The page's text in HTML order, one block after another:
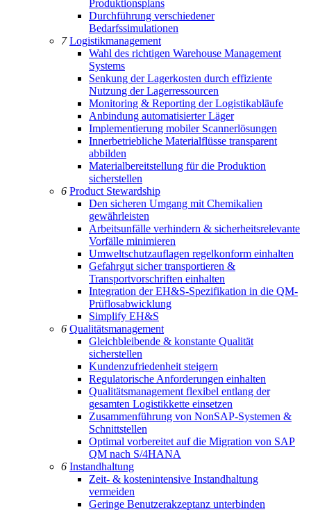
Produktionsplans
Durchführung verschiedener
Bedarfssimulationen
7Logistikmanagement
Wahl des richtigen Warehouse Management
Systems
Senkung der Lagerkosten durch effiziente
Nutzung der Lagerressourcen
Monitoring & Reporting der Logistikabläufe
Anbindung automatisierter Läger
Implementierung mobiler Scannerlösungen
Innerbetriebliche Materialflüsse transparent
abbilden
Materialbereitstellung für die Produktion
sicherstellen
6 Product Stewardship
Den sicheren Umgang mit Chemikalien
gewährleisten
Arbeitsunfälle verhindern & sicherheitsrelevante
Vorfälle minimieren
Umweltschutzauflagen regelkonform einhalten
Gefahrgut sicher transportieren &
Transportvorschriften einhalten
Integration der EH&S-Spezifikation in die QM-
Prüflosabwicklung
Simplify EH&S
6 Qualitätsmanagement
Gleichbleibende & konstante Qualität
sicherstellen
Kundenzufriedenheit steigern
Regulatorische Anforderungen einhalten
Qualitätsmanagement flexibel entlang der
gesamten Logistikkette einsetzen
Zusammenführung von NonSAP-Systemen &
Schnittstellen
Optimal vorbereitet auf die Migration von SAP
QM nach S/4HANA
6 Instandhaltung
Zeit- & kostenintensive Instandhaltung
vermeiden
Geringe Benutzerakzeptanz unterbinden